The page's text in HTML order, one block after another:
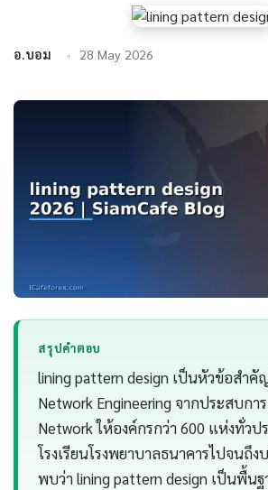
อ.บอม 28 May 2026
สรุปคำตอบ
lining pattern design เป็นหัวข้อสำคั
Network Engineering จากประสบกา
Network ให้องค์กรกว่า 600 แห่งทั่วป
โรงเรียนโรงพยาบาลธนาคารไปจนถึ
พบว่า lining pattern design เป็นพื้น